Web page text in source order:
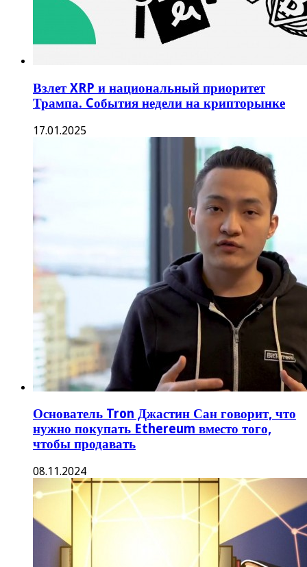
Взлет XRP и национальный приоритет
Трампа. Cобытия недели на крипторынке
17.01.2025
Основатель Tron Джастин Сан говорит, что
нужно покупать Ethereum вместо того,
чтобы продавать
08.11.2024